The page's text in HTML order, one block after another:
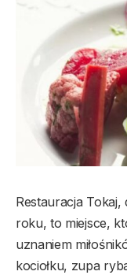
Restauracja Tokaj,
roku, to miejsce,
uznaniem
kociołku, zupa